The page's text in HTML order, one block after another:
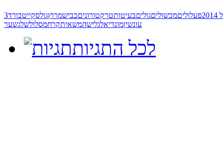
פעלוליםמכשוליםגוליםבעיטותטרקטורוניםכבישמרוץגולסקייטבורד
עונשיןמונדיאלגלישהמשאיתקרחמסלולשלגשער
לכל התגיות